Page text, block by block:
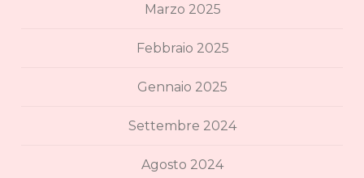
Marzo 2025
Febbraio 2025
Gennaio 2025
Settembre 2024
Agosto 2024